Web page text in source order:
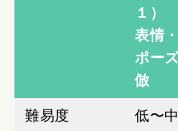
１）
表情・
ポー
倣
難易度 低〜中